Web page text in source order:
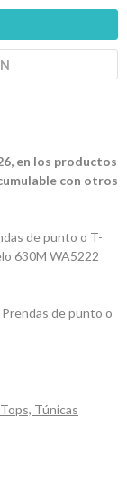
en los productos
con otros
de punto o T-
630M WA5222
de punto o
Túnicas